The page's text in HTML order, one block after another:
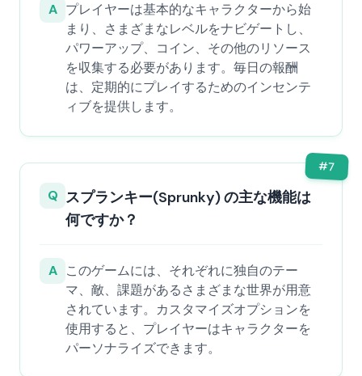
A プレイヤーは基本的なキャラクターから始
まり、さまざまなレベルをナビゲートし、
パワーアップ、コイン、その他のリソース
を収集する必要があります。毎日の報酬
は、定期的にプレイするためのインセンテ
ィブを提供します。
#7
Q スプランキー(Sprunky) の主な機能は
何ですか？
A このゲームには、それぞれに独自のテー
マ、敵、課題があるさまざまな世界が用意
されています。カスタマイズオプションを
使用すると、プレイヤーはキャラクターを
パーソナライズできます。